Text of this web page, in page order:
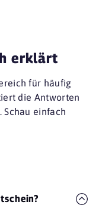
erklärt
für häufig
die Antworten
Schau einfach